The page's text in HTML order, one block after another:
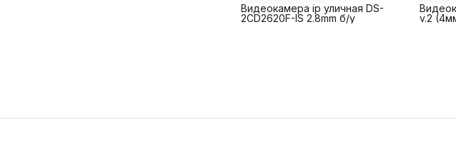
Видеокамера ip уличная DS-
2CD2620F-IS 2.8mm б/у
v.2